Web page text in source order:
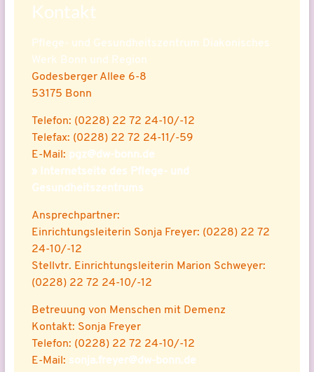
Kontakt
Pflege- und Gesundheitszentrum Diakonisches
Werk Bonn und Region
Godesberger Allee 6-8
53175 Bonn
Telefon: (0228) 22 72 24-10/-12
Telefax: (0228) 22 72 24-11/-59
E-Mail: pgz@dw-bonn.de
» Internetseite des Pflege- und
Gesundheitszentrums
Ansprechpartner:
Einrichtungsleiterin Sonja Freyer: (0228) 22 72
24-10/-12
Stellvtr. Einrichtungsleiterin Marion Schweyer:
(0228) 22 72 24-10/-12
Betreuung von Menschen mit Demenz
Kontakt: Sonja Freyer
Telefon: (0228) 22 72 24-10/-12
E-Mail: sonja.freyer@dw-bonn.de